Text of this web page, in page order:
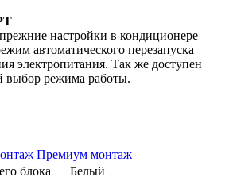
настройки в кондиционере
автоматического перезапуска
электропитания. Так же доступен
выбор режима работы.
Премиум монтаж
блока
Белый